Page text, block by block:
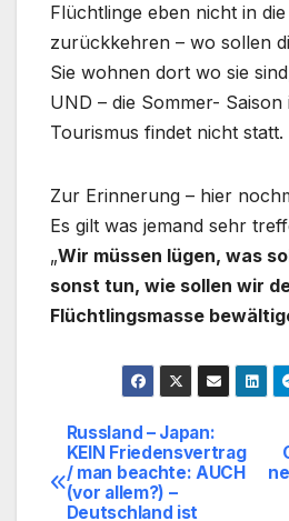
Flüchtlinge eben nicht in
zurückkehren – wo sollen
Sie wohnen dort wo sie
UND – die Sommer- Saison
Tourismus findet nicht statt.
Zur Erinnerung – hier
Es gilt was jemand sehr
„Wir müssen lügen, was
sonst tun, wie sollen wir
Flüchtlingsmasse
Russland – Japan:
KEIN Friedensvertrag
/ man beachte: AUCH
(vor allem?) –
Deutschland ist